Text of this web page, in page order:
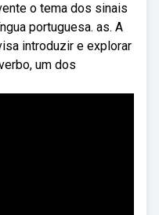
o tema dos sinais
portuguesa. as. A
introduzir e explorar
um dos